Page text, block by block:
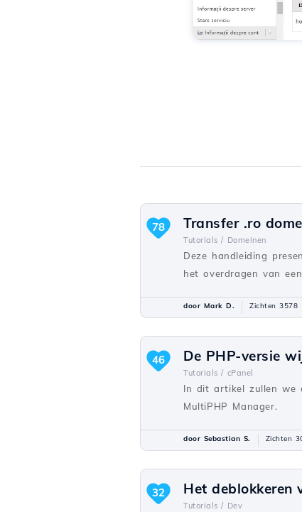
Transfer .ro
Tutorials / Domeinen
Deze handleiding
het overdragen van
78
door Mark D. Zichten 3578
De PHP-versie
Tutorials / cPanel
In dit artikel zullen we
MultiPHP Manager.
46
door Sebastian S. Zichten
Het deblokkeren
Tutorials / Dev
32